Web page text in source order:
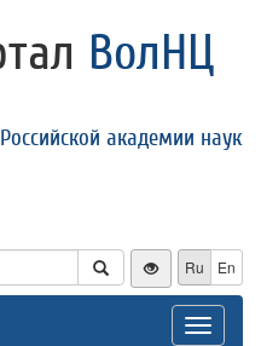
ВолНЦ
академии наук
Ru En
Toggle